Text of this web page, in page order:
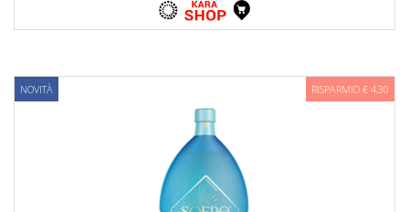
NOVITÀ RISPARMIO € 4,30